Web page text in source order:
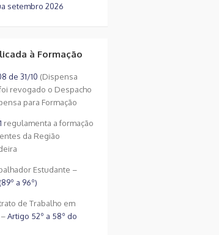
setembro 2026
à Formação
de 31/10 (Dispensa
revogado o Despacho
para Formação
regulamenta a formação
da Região
Estudante –
a 96º)
de Trabalho em
Artigo 52º a 58º do